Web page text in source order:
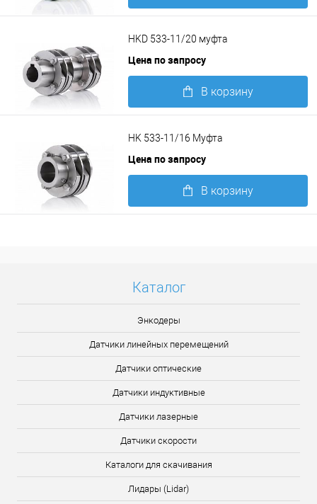
HKD 533-11/20 муфта
Цена по запросу
В корзину
HK 533-11/16 Муфта
Цена по запросу
В корзину
Каталог
Энкодеры
Датчики линейных перемещений
Датчики оптические
Датчики индуктивные
Датчики лазерные
Датчики скорости
Каталоги для скачивания
Лидары (Lidar)